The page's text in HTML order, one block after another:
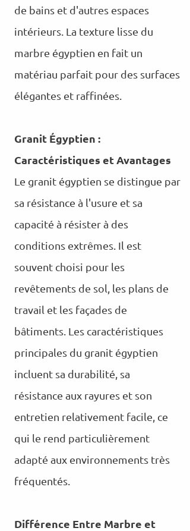
de bains et d'autres espaces
intérieurs. La texture lisse du
marbre égyptien en fait un
matériau parfait pour des surfaces
élégantes et raffinées.
Granit Égyptien :
Caractéristiques et Avantages
Le granit égyptien se distingue par
sa résistance à l'usure et sa
capacité à résister à des
conditions extrêmes. Il est
souvent choisi pour les
revêtements de sol, les plans de
travail et les façades de
bâtiments. Les caractéristiques
principales du granit égyptien
incluent sa durabilité, sa
résistance aux rayures et son
entretien relativement facile, ce
qui le rend particulièrement
adapté aux environnements très
fréquentés.
Différence Entre Marbre et